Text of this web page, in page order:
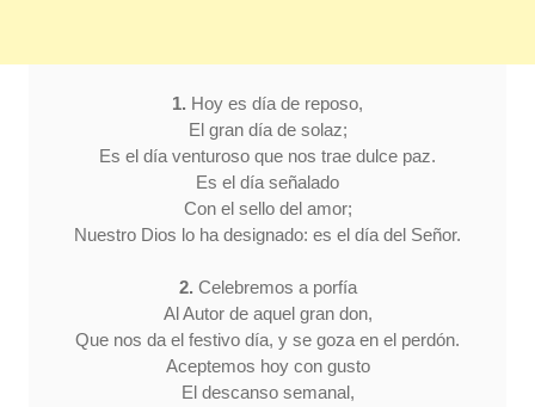
1. Hoy es día de reposo,
El gran día de solaz;
Es el día venturoso que nos trae dulce paz.
Es el día señalado
Con el sello del amor;
Nuestro Dios lo ha designado: es el día del Señor.
2. Celebremos a porfía
Al Autor de aquel gran don,
Que nos da el festivo día, y se goza en el perdón.
Aceptemos hoy con gusto
El descanso semanal,